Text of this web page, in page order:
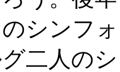
シンフ
二人の